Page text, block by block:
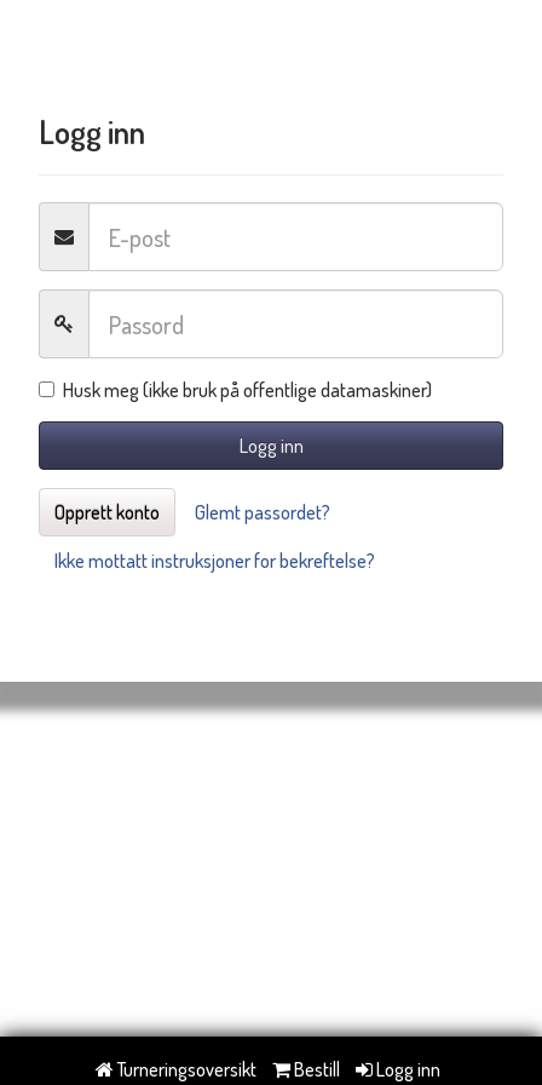
Logg inn
Husk meg (ikke bruk på offentlige datamaskiner)
Logg inn
Opprett konto
Glemt passordet?
Ikke mottatt instruksjoner for bekreftelse?
Turneringsoversikt Bestill Logg inn